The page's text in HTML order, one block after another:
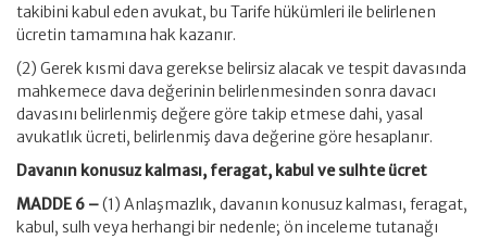
takibini kabul eden avukat, bu Tarife hükümleri ile belirlenen
ücretin tamamına hak kazanır.
(2) Gerek kısmi dava gerekse belirsiz alacak ve tespit davasında
mahkemece dava değerinin belirlenmesinden sonra davacı
davasını belirlenmiş değere göre takip etmese dahi, yasal
avukatlık ücreti, belirlenmiş dava değerine göre hesaplanır.
Davanın konusuz kalması, feragat, kabul ve sulhte ücret
MADDE 6 –(1) Anlaşmazlık, davanın konusuz kalması, feragat,
kabul, sulh veya herhangi bir nedenle; ön inceleme tutanağı